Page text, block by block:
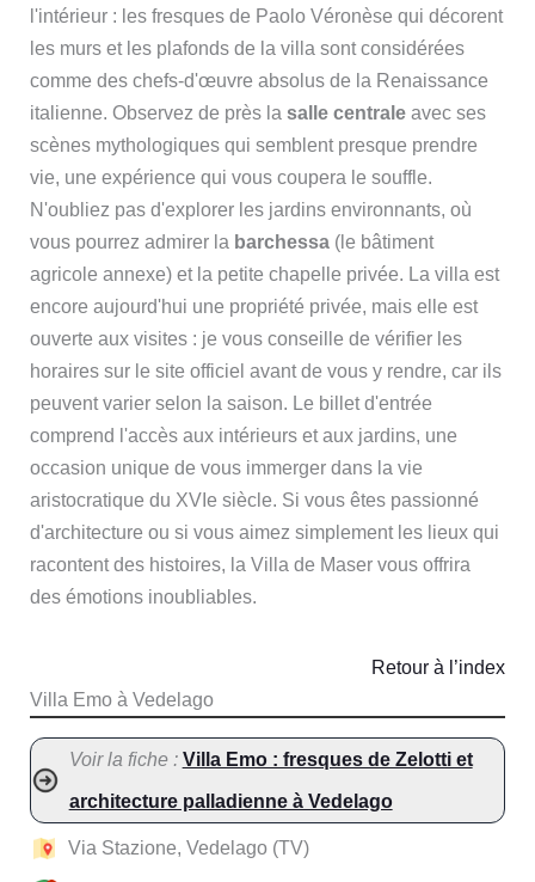
l'intérieur : les fresques de Paolo Véronèse qui décorent
les murs et les plafonds de la villa sont considérées
comme des chefs-d'œuvre absolus de la Renaissance
italienne. Observez de près la salle centraleavec ses
scènes mythologiques qui semblent presque prendre
vie, une expérience qui vous coupera le souffle.
N'oubliez pas d'explorer les jardins environnants, où
vous pourrez admirer la barchessa(le bâtiment
agricole annexe) et la petite chapelle privée. La villa est
encore aujourd'hui une propriété privée, mais elle est
ouverte aux visites : je vous conseille de vérifier les
horaires sur le site officiel avant de vous y rendre, car ils
peuvent varier selon la saison. Le billet d'entrée
comprend l'accès aux intérieurs et aux jardins, une
occasion unique de vous immerger dans la vie
aristocratique du XVIe siècle. Si vous êtes passionné
d'architecture ou si vous aimez simplement les lieux qui
racontent des histoires, la Villa de Maser vous offrira
des émotions inoubliables.
Villa Emo à Vedelago
Retour à l’index
Voir la fiche : Villa Emo : fresques de Zelotti et
architecture palladienne à Vedelago
Via Stazione, Vedelago (TV)